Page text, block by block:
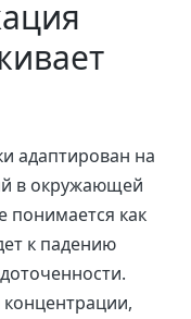
адаптирован на
в окружающей
понимается как
к падению